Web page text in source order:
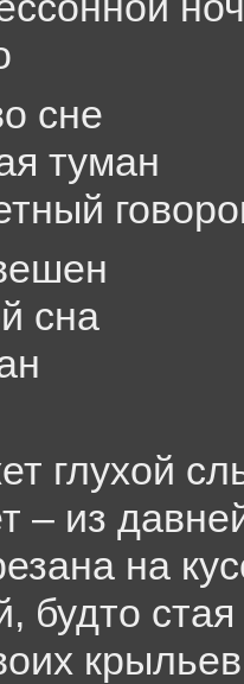
сне
туман
сна
глухой
– из
на
будто
крыльев